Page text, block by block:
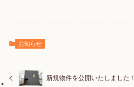
お知らせ
新規物件を公開いたしました！